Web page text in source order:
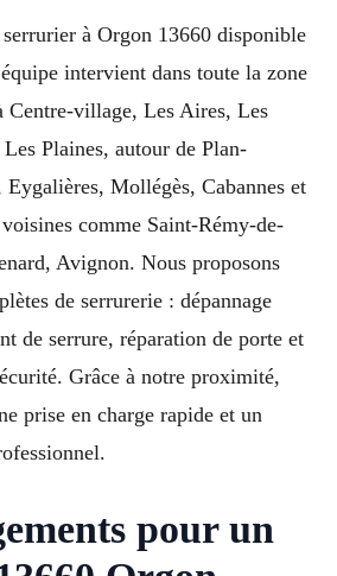
à Orgon 13660 disponible
intervient dans toute la zone
Centre-village, Les Aires, Les
Plaines, autour de Plan-
Mollégès, Cabannes et
comme Saint-Rémy-de-
Avignon. Nous proposons
de serrurerie : dépannage
de serrure, réparation de porte et
Grâce à notre proximité,
prise en charge rapide et un
pour un